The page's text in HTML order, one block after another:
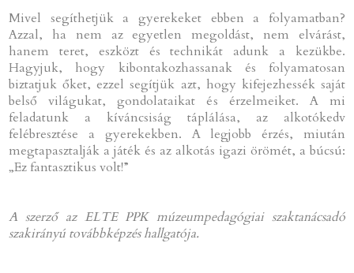
Mivel segíthetjük a gyerekeket ebben a folyamatban?
Azzal, ha nem az egyetlen megoldást, nem elvárást,
hanem teret, eszközt és technikát adunk a kezükbe.
Hagyjuk, hogy kibontakozhassanak és folyamatosan
biztatjuk őket, ezzel segítjük azt, hogy kifejezhessék saját
belső világukat, gondolataikat és érzelmeiket. A mi
feladatunk a kíváncsiság táplálása, az alkotókedv
felébresztése a gyerekekben. A legjobb érzés, miután
megtapasztalják a játék és az alkotás igazi örömét, a búcsú:
„Ez fantasztikus volt!”
A szerző az ELTE PPK múzeumpedagógiai szaktanácsadó
szakirányú továbbképzés hallgatója.